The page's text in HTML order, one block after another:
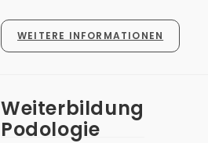
WEITERE INFORMATIONEN
Weiterbildung
Podologie